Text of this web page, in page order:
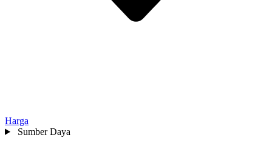
Harga
Sumber Daya